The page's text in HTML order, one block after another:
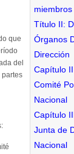
miembros
Título II:
Órganos
Dirección
Capítulo
Comité
Nacional
Capítulo
Junta de
Nacional
que
del
partes